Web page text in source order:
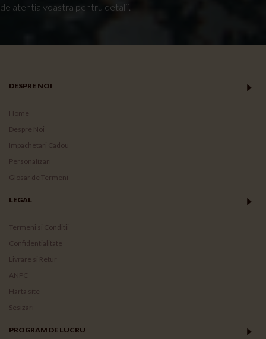
de atentia voastra pentru detalii.
DESPRE NOI
Home
Despre Noi
Impachetari Cadou
Personalizari
Glosar de Termeni
LEGAL
Termeni si Conditii
Confidentialitate
Livrare si Retur
ANPC
Harta site
Sesizari
PROGRAM DE LUCRU